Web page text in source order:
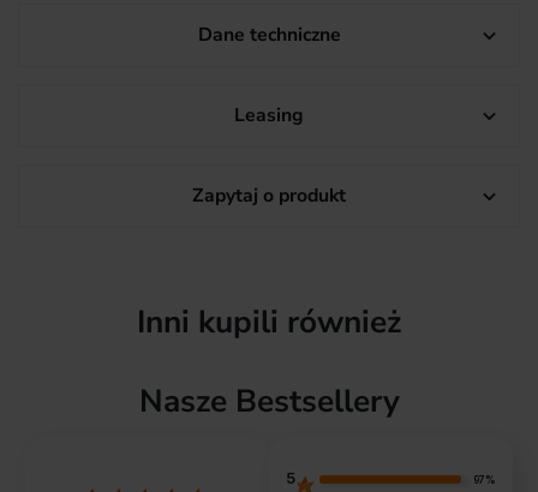
Dane techniczne 
Leasing 
Zapytaj o produkt 
Inni kupili również
Nasze Bestsellery
5 97%